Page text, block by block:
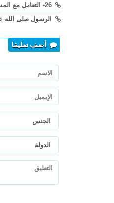
الرسول صلى الله
أضف تعليقا